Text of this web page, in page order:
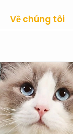
Về chúng tôi